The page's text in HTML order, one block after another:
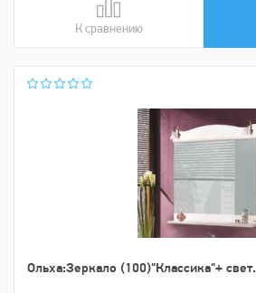
К сравнению
В сравнении
Ольха:Зеркало (100)"Классика"+ свет.